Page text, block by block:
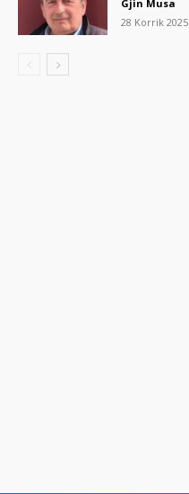
Gjin Musa
28 Korrik 2025